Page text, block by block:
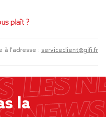
plaît ?
à l'adresse : serviceclient@gifi.fr
la